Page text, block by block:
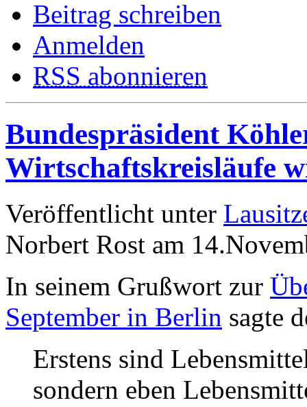
Beitrag schreiben
Anmelden
RSS abonnieren
Bundespräsident
Wirtschaftskreisläufe
Veröffentlicht unter
Norbert Rost am
In seinem Grußwort zur
September in Berlin sagte
Erstens sind
sondern eben